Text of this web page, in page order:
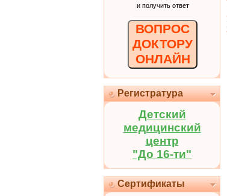
и получить ответ
ВОПРОС
ДОКТОРУ
ОНЛАЙН
Регистратура
Детский
медицинский
центр
"До 16-ти"
Сертификаты